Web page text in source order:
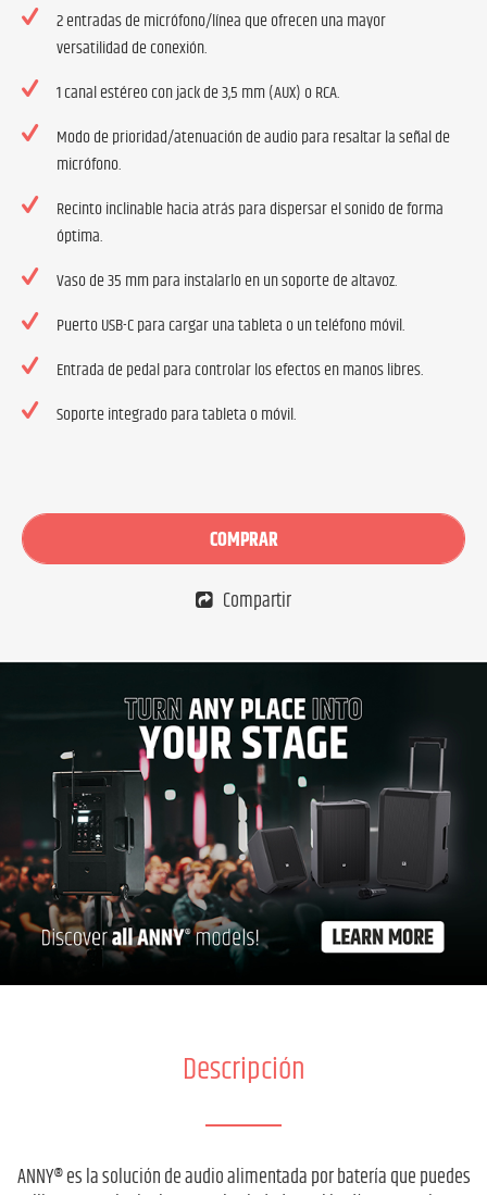
2 entradas de micrófono/línea que ofrecen una mayor
versatilidad de conexión.
1 canal estéreo con jack de 3,5 mm (AUX) o RCA.
Modo de prioridad/atenuación de audio para resaltar la señal de
micrófono.
Recinto inclinable hacia atrás para dispersar el sonido de forma
óptima.
Vaso de 35 mm para instalarlo en un soporte de altavoz.
Puerto USB-C para cargar una tableta o un teléfono móvil.
Entrada de pedal para controlar los efectos en manos libres.
Soporte integrado para tableta o móvil.
COMPRAR
Compartir
Descripción
ANNY® es la solución de audio alimentada por batería que puedes